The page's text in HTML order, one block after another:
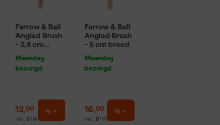
Farrow & Ball
Angled Brush
- 3,8 cm
Maandag
bezorgd
12,00
incl. BTW
Farrow & Ball
Angled Brush
- 5 cm breed
Maandag
bezorgd
16,00
incl. BTW